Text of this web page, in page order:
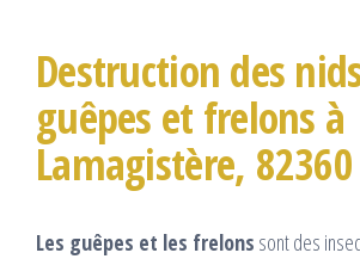
Destruction des
guêpes et frelons à
Lamagistère, 82360
Les guêpes et les frelons sont des